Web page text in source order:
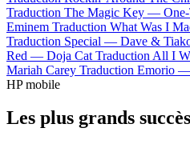
Traduction The Magic Key —
Eminem Traduction What Was I
Traduction Special — Dave &
Red — Doja Cat Traduction All I
Mariah Carey Traduction Emorio —
HP mobile
Les plus grands